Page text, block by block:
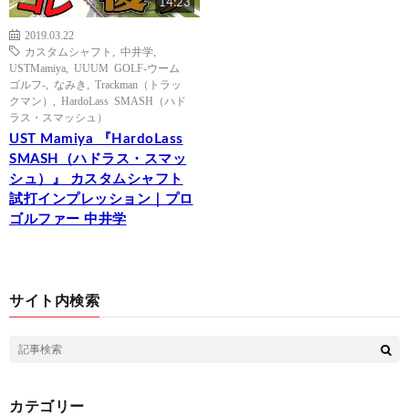
14:23
2019.03.22
カスタムシャフト
中井学
USTMamiya
UUUM GOLF-ウーム
ゴルフ-
なみき
Trackman（トラッ
クマン）
HardoLass SMASH（ハド
ラス・スマッシュ）
UST Mamiya 『HardoLass
SMASH（ハドラス・スマッ
シュ）』 カスタムシャフト
試打インプレッション｜プロ
ゴルファー 中井学
サイト内検索
カテゴリー